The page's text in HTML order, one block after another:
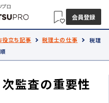
プロ
会員登録
立ち記事 税理士の仕事
税理
次監査の重要性